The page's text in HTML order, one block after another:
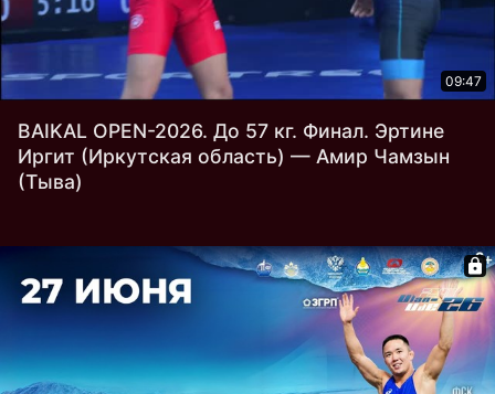
09:47
BAIKAL OPEN-2026. До 57 кг. Финал. Эртине
Иргит (Иркутская область) — Амир Чамзын
(Тыва)